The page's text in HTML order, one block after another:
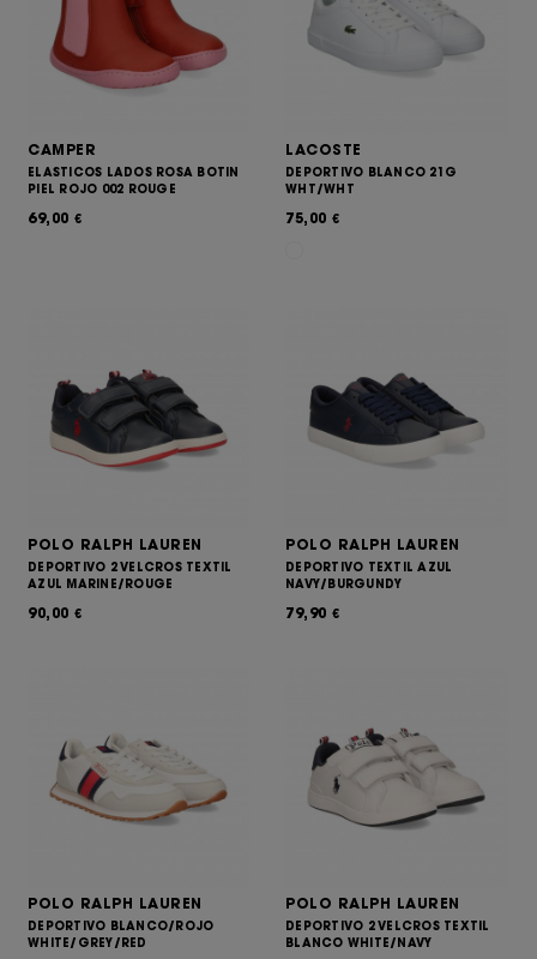
CAMPER
ELASTICOS LADOS ROSA BOTIN
PIEL ROJO 002 ROUGE
69,00 €
LACOSTE
DEPORTIVO BLANCO 21G
WHT/WHT
75,00 €
POLO RALPH LAUREN
DEPORTIVO 2 VELCROS TEXTIL
AZUL MARINE/ROUGE
90,00 €
POLO RALPH LAUREN
DEPORTIVO TEXTIL AZUL
NAVY/BURGUNDY
79,90 €
POLO RALPH LAUREN
DEPORTIVO BLANCO/ROJO
WHITE/GREY/RED
POLO RALPH LAUREN
DEPORTIVO 2 VELCROS TEXTIL
BLANCO WHITE/NAVY